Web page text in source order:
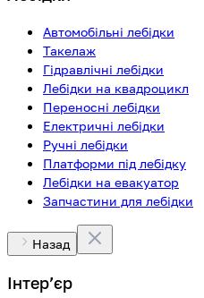
Автомобільні лебідки
Такелаж
Гідравлічні лебідки
Лебідки на квадроцикл
Переносні лебідки
Електричні лебідки
Ручні лебідки
Платформи під лебідку
Лебідки на евакуатор
Запчастини для лебідки
Назад
Інтерʼєр